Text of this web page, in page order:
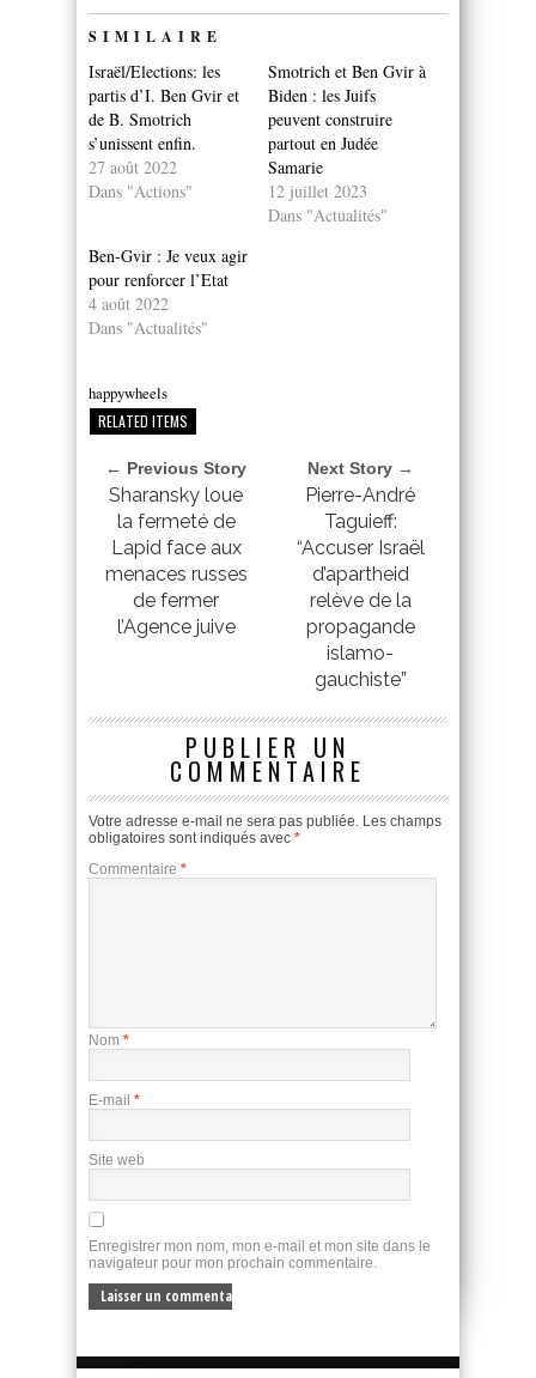
SIMILAIRE
Israël/Elections: les
partis d’I. Ben Gvir et
de B. Smotrich
s’unissent enfin.
27 août 2022
Dans "Actions"
Smotrich et Ben Gvir à
Biden : les Juifs
peuvent construire
partout en Judée
Samarie
12 juillet 2023
Dans "Actualités"
Ben-Gvir : Je veux agir
pour renforcer l’Etat
4 août 2022
Dans "Actualités"
happywheels
RELATED ITEMS
← Previous Story
Sharansky loue
la fermeté de
Lapid face aux
menaces russes
de fermer
l’Agence juive
Next Story →
Pierre-André
Taguieff:
“Accuser Israël
d’apartheid
relève de la
propagande
islamo-
gauchiste”
PUBLIER UN
COMMENTAIRE
Votre adresse e-mail ne sera pas publiée. Les champs
obligatoires sont indiqués avec *
Commentaire *
Nom *
E-mail *
Site web
Enregistrer mon nom, mon e-mail et mon site dans le
navigateur pour mon prochain commentaire.